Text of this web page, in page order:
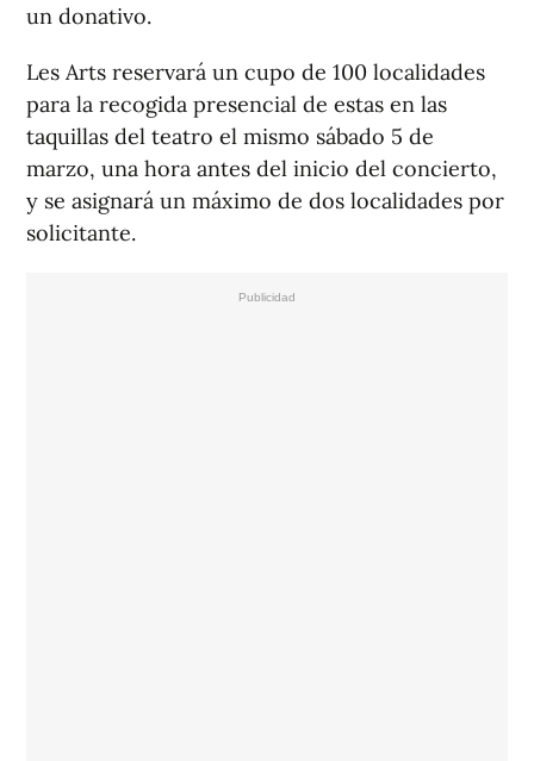
un donativo.
Les Arts reservará un cupo de 100 localidades
para la recogida presencial de estas en las
taquillas del teatro el mismo sábado 5 de
marzo, una hora antes del inicio del concierto,
y se asignará un máximo de dos localidades por
solicitante.